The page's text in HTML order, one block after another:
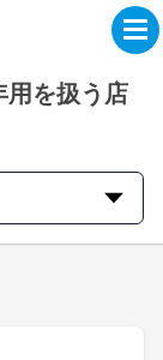
用を扱う店